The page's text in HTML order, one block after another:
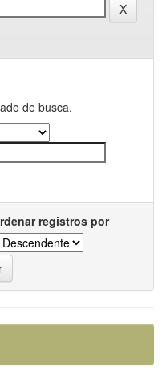
de busca.
registros por